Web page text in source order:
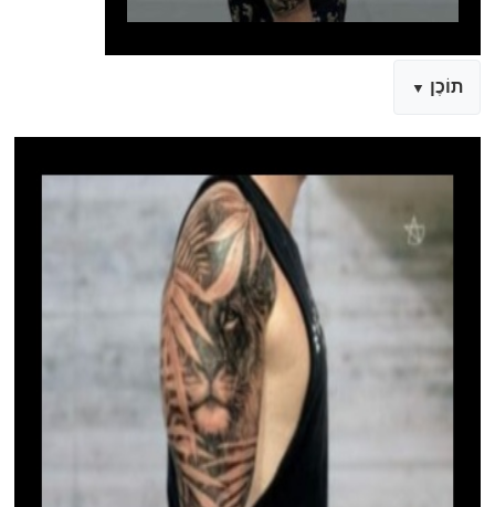
תוֹכֶן